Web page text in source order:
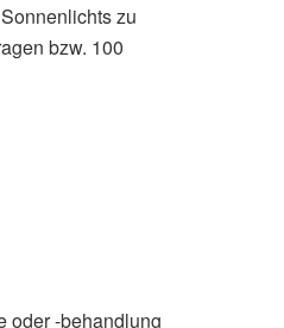
zu
bzw. 100
oder -behandlung